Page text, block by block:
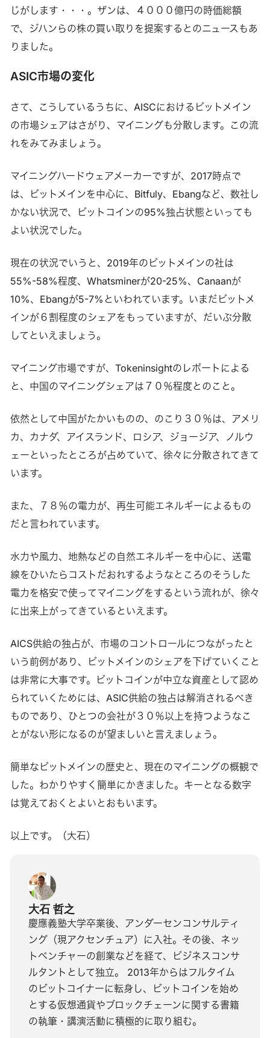
じがします・・・。ザンは、４０００億円の時価総額
で、ジハンらの株の買い取りを提案するとのニュースもあ
りました。
ASIC市場の変化
さて、こうしているうちに、AISCにおけるビットメイン
の市場シェアはさがり、マイニングも分散します。この流
れをみてみましょう。
マイニングハードウェアメーカーですが、2017時点で
は、ビットメインを中心に、Bitfuly、Ebangなど、数社し
かない状況で、ビットコインの95%独占状態といっても
よい状況でした。
現在の状況でいうと、2019年のビットメインの社は
55%-58%程度、Whatsminerが20-25%、Canaanが
10%、Ebangが5-7%といわれています。いまだビットメ
インが６割程度のシェアをもっていますが、だいぶ分散
してといえましょう。
マイニング市場ですが、Tokeninsightのレポートによる
と、中国のマイニングシェアは７０％程度とのこと。
依然として中国がたかいものの、のこり３０％は、アメリ
カ、カナダ、アイスランド、ロシア、ジョージア、ノルウ
ェーといったところが占めていて、徐々に分散されてきて
います。
また、７８％の電力が、再生可能エネルギーによるもの
だと言われています。
水力や風力、地熱などの自然エネルギーを中心に、送電
線をひいたらコストだおれするようなところのそうした
電力を格安で使ってマイニングをするという流れが、徐々
に出来上がってきているといえます。
AICS供給の独占が、市場のコントロールにつながったと
いう前例があり、ビットメインのシェアを下げていくこと
は非常に大事です。ビットコインが中立な資産として認め
られていくためには、ASIC供給の独占は解消されるべき
ものであり、ひとつの会社が３０％以上を持つようなこ
とがない形になるのが望ましいと言えましょう。
簡単なビットメインの歴史と、現在のマイニングの概観で
した。わかりやすく簡単にかきました。キーとなる数字
は覚えておくとよいとおもいます。
以上です。（大石）
大石 哲之
慶應義塾大学卒業後、アンダーセンコンサルティ
ング（現アクセンチュア）に入社。その後、ネッ
トベンチャーの創業などを経て、ビジネスコンサ
ルタントとして独立。 2013年からはフルタイム
のビットコイナーに転身し、ビットコインを始め
とする仮想通貨やブロックチェーンに関する書籍
の執筆・講演活動に積極的に取り組む。